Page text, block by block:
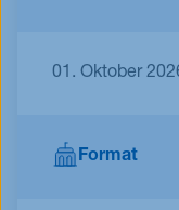
01. Oktober
Format